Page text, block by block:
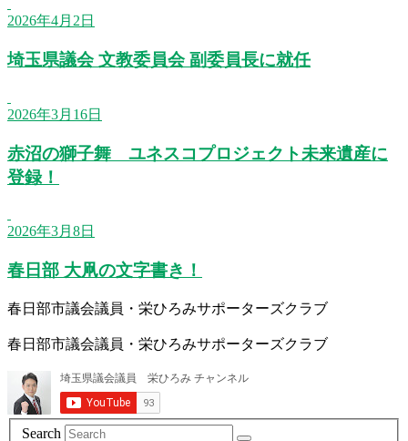
2026年4月2日
埼玉県議会 文教委員会 副委員長に就任
2026年3月16日
赤沼の獅子舞 ユネスコプロジェクト未来遺産に
登録！
2026年3月8日
春日部 大凧の文字書き！
春日部市議会議員・栄ひろみサポーターズクラブ
春日部市議会議員・栄ひろみサポーターズクラブ
Search